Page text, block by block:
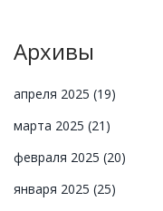
Архивы
апреля 2025 (19)
марта 2025 (21)
февраля 2025 (20)
января 2025 (25)